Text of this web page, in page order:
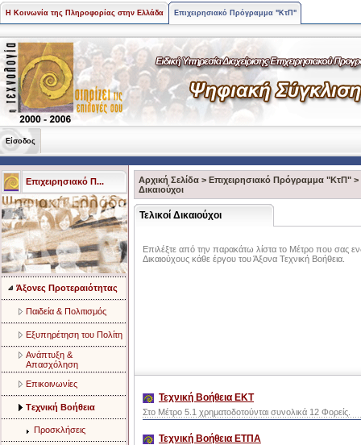
Η Κοινωνία της Πληροφορίας στην Ελλάδα Επιχειρησιακό Πρόγραμμα "ΚτΠ"
Είσοδος
Επιχειρησιακό Π...
Άξονες Προτεραιότητας
Παιδεία & Πολιτισμός
Eξυπηρέτηση του Πολίτη
Aνάπτυξη &
Aπασχόληση
Eπικοινωνίες
Tεχνική Bοήθεια
Προσκλήσεις
Αρχική Σελίδα > Επιχειρησιακό Πρόγραμμα "ΚτΠ" >
Δικαιούχοι
Τελικοί Δικαιούχοι
Επιλέξτε από την παρακάτω λίστα το Μέτρο που σας
Δικαιούχους κάθε έργου του Άξονα Τεχνική Βοήθεια.
Τεχνική Βοήθεια ΕΚΤ
Στο Μέτρο 5.1 χρηματοδοτούνται συνολικά 12 Φορείς.
Τεχνική Βοήθεια ΕΤΠΑ